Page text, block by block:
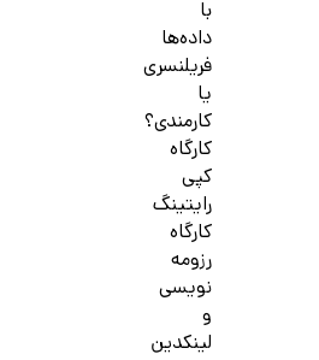
با
داده‌ها
فریلنسری
یا
کارمندی؟
کارگاه
کپی
رایتینگ
کارگاه
رزومه
نویسی
و
لینکدین